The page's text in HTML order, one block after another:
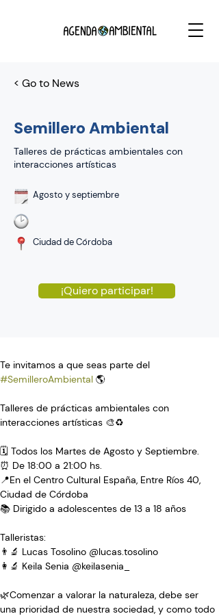
< Go to News
Semillero Ambiental
Talleres de prácticas ambientales con
interacciones artísticas
Agosto y septiembre
Ciudad de Córdoba
¡Quiero participar!
Te invitamos a que seas parte del
#SemilleroAmbiental 🌎⁣
Talleres de prácticas ambientales con
interacciones artísticas 🎨⁣♻️
🗓️ Todos los Martes de Agosto y Septiembre.⁣
⏰ De 18:00 a 21:00 hs.⁣
📍En el Centro Cultural España, Entre Ríos 40,
Ciudad de Córdoba⁣
📚 Dirigido a adolescentes de 13 a 18 años⁣
Talleristas:⁣
👨‍🔬 Lucas Tosolino @lucas.tosolino⁣
👩‍🔬 Keila Senia @keilasenia_⁣
🌿Comenzar a valorar la naturaleza, debe ser
una prioridad de nuestra sociedad, y como todo